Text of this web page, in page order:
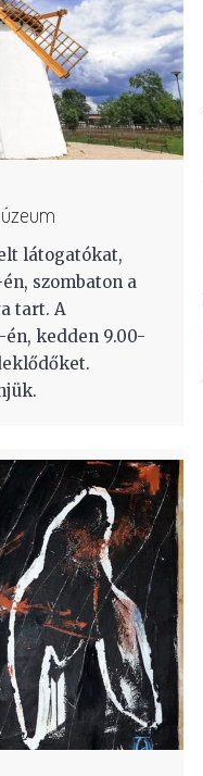
látogatókat,
szombaton a
tart. A
kedden 9.00-